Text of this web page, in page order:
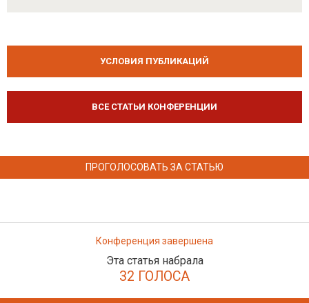
УСЛОВИЯ ПУБЛИКАЦИЙ
ВСЕ СТАТЬИ КОНФЕРЕНЦИИ
ПРОГОЛОСОВАТЬ ЗА СТАТЬЮ
Конференция завершена
Эта статья набрала
32 ГОЛОСА